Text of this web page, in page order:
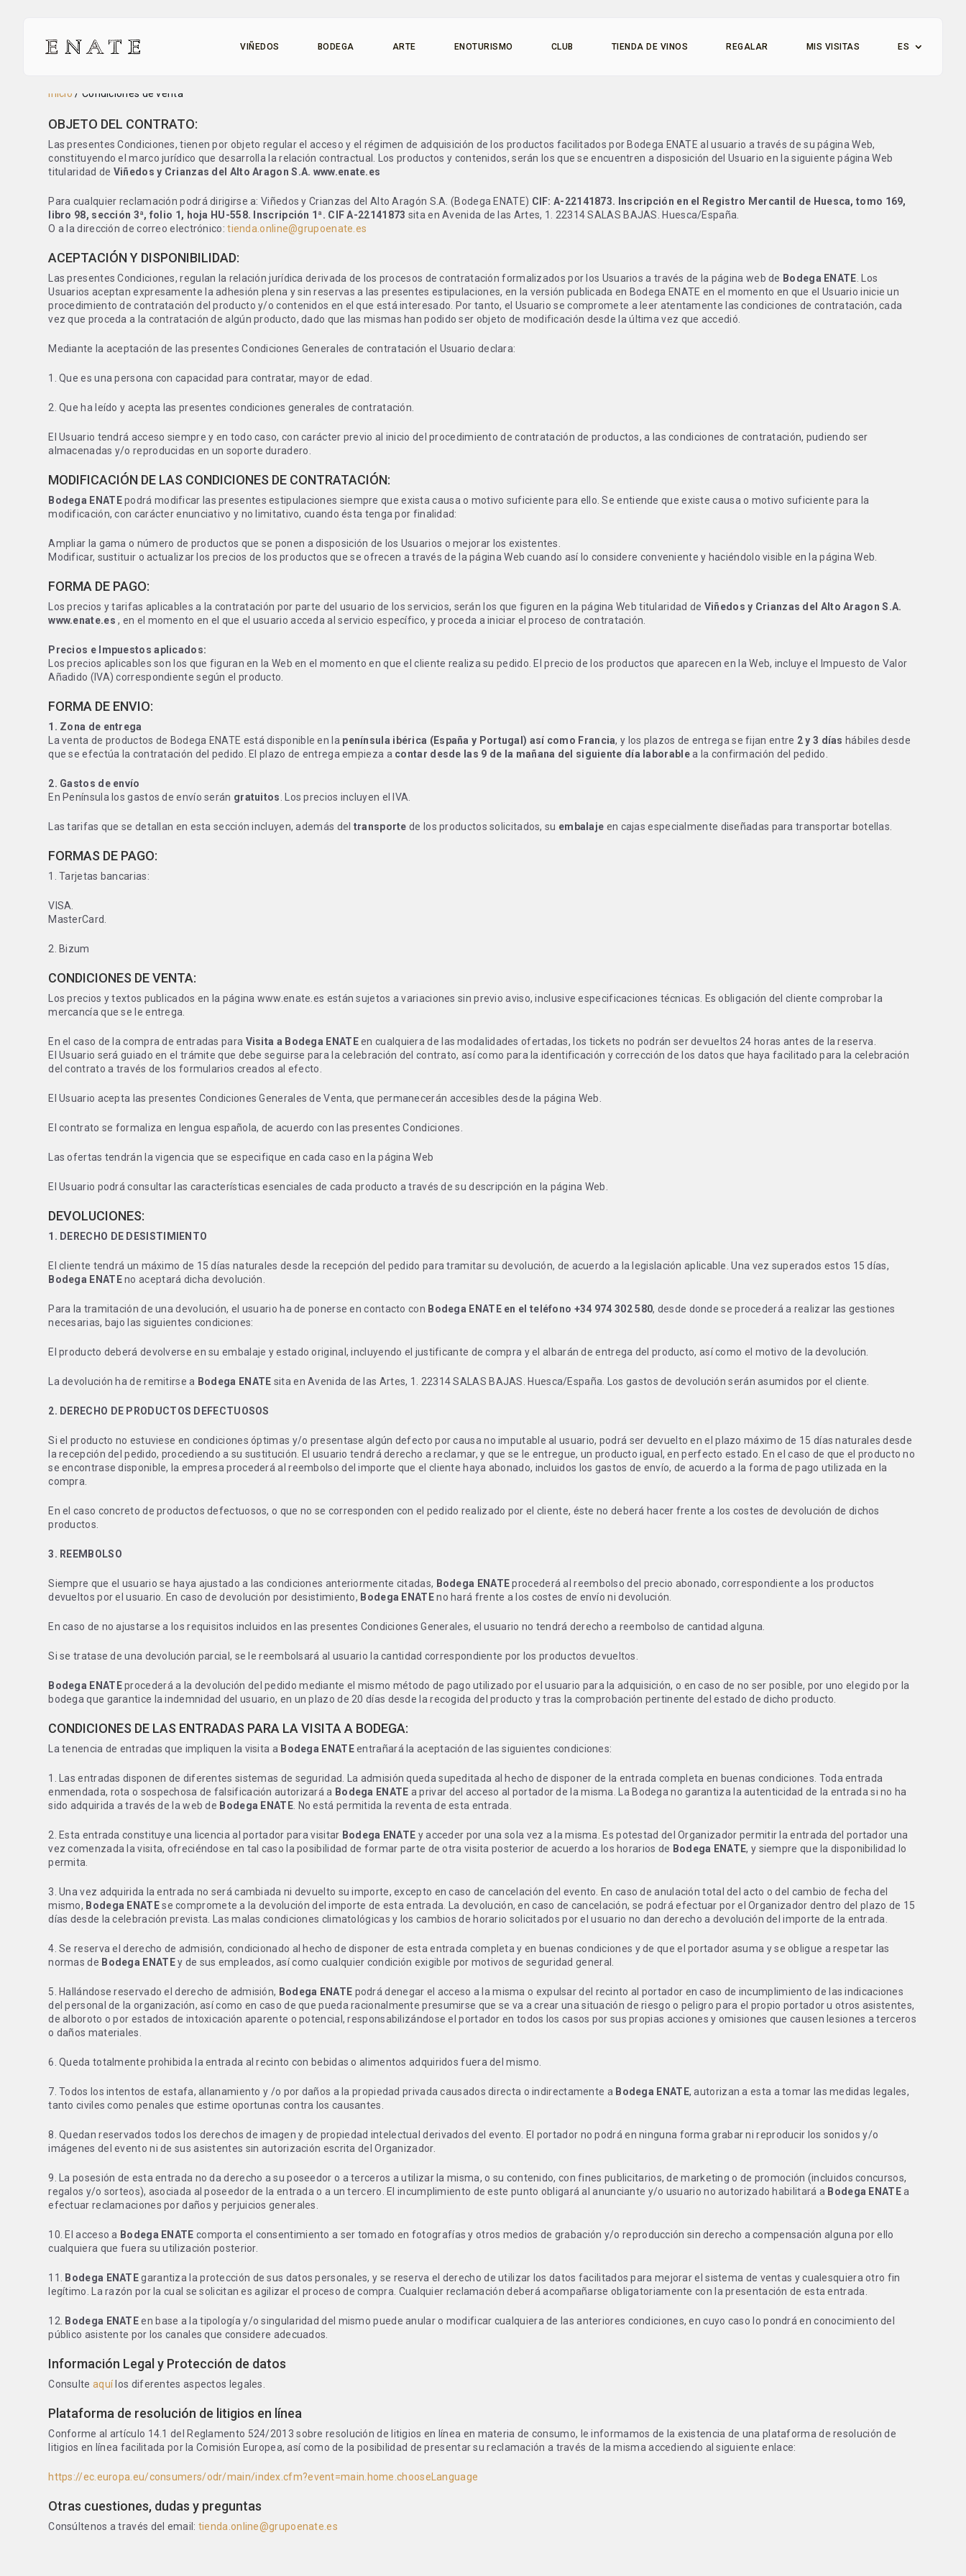
VIÑEDOS BODEGA ARTE ENOTURISMO CLUB TIENDA DE VINOS REGALAR MIS VISITAS ES
Inicio / Condiciones de venta
OBJETO DEL CONTRATO:
Las presentes Condiciones, tienen por objeto regular el acceso y el régimen de adquisición de los productos facilitados por Bodega ENATE al usuario a través de su página Web,
constituyendo el marco jurídico que desarrolla la relación contractual. Los productos y contenidos, serán los que se encuentren a disposición del Usuario en la siguiente página Web
titularidad de Viñedos y Crianzas del Alto Aragon S.A. www.enate.es
Para cualquier reclamación podrá dirigirse a: Viñedos y Crianzas del Alto Aragón S.A. (Bodega ENATE) CIF: A-22141873. Inscripción en el Registro Mercantil de Huesca, tomo 169,
libro 98, sección 3ª, folio 1, hoja HU-558. Inscripción 1ª. CIF A-22141873 sita en Avenida de las Artes, 1. 22314 SALAS BAJAS. Huesca/España.
O a la dirección de correo electrónico:tienda.online@grupoenate.es
ACEPTACIÓN Y DISPONIBILIDAD:
Las presentes Condiciones, regulan la relación jurídica derivada de los procesos de contratación formalizados por los Usuarios a través de la página web de Bodega ENATE. Los
Usuarios aceptan expresamente la adhesión plena y sin reservas a las presentes estipulaciones, en la versión publicada en Bodega ENATE en el momento en que el Usuario inicie un
procedimiento de contratación del producto y/o contenidos en el que está interesado. Por tanto, el Usuario se compromete a leer atentamente las condiciones de contratación, cada
vez que proceda a la contratación de algún producto, dado que las mismas han podido ser objeto de modificación desde la última vez que accedió.
Mediante la aceptación de las presentes Condiciones Generales de contratación el Usuario declara:
1. Que es una persona con capacidad para contratar, mayor de edad.
2. Que ha leído y acepta las presentes condiciones generales de contratación.
El Usuario tendrá acceso siempre y en todo caso, con carácter previo al inicio del procedimiento de contratación de productos, a las condiciones de contratación, pudiendo ser
almacenadas y/o reproducidas en un soporte duradero.
MODIFICACIÓN DE LAS CONDICIONES DE CONTRATACIÓN:
Bodega ENATEpodrá modificar las presentes estipulaciones siempre que exista causa o motivo suficiente para ello. Se entiende que existe causa o motivo suficiente para la
modificación, con carácter enunciativo y no limitativo, cuando ésta tenga por finalidad:
Ampliar la gama o número de productos que se ponen a disposición de los Usuarios o mejorar los existentes.
Modificar, sustituir o actualizar los precios de los productos que se ofrecen a través de la página Web cuando así lo considere conveniente y haciéndolo visible en la página Web.
FORMA DE PAGO:
Los precios y tarifas aplicables a la contratación por parte del usuario de los servicios, serán los que figuren en la página Web titularidad de Viñedos y Crianzas del Alto Aragon S.A.
www.enate.es , en el momento en el que el usuario acceda al servicio específico, y proceda a iniciar el proceso de contratación.
Precios e Impuestos aplicados:
Los precios aplicables son los que figuran en la Web en el momento en que el cliente realiza su pedido. El precio de los productos que aparecen en la Web, incluye el Impuesto de Valor
Añadido (IVA) correspondiente según el producto.
FORMA DE ENVIO:
1. Zona de entrega
La venta de productos de Bodega ENATE está disponible en la península ibérica (España y Portugal) así como Francia, y los plazos de entrega se fijan entre 2 y 3 días hábiles desde
que se efectúa la contratación del pedido. El plazo de entrega empieza a contar desde las 9 de la mañana del siguiente día laborablea la confirmación del pedido.
2. Gastos de envío
En Península los gastos de envío serán gratuitos. Los precios incluyen el IVA.
Las tarifas que se detallan en esta sección incluyen, además del transporte de los productos solicitados, su embalaje en cajas especialmente diseñadas para transportar botellas.
FORMAS DE PAGO:
1. Tarjetas bancarias:
VISA.
MasterCard.
2. Bizum
CONDICIONES DE VENTA:
Los precios y textos publicados en la página www.enate.es están sujetos a variaciones sin previo aviso, inclusive especificaciones técnicas. Es obligación del cliente comprobar la
mercancía que se le entrega.
En el caso de la compra de entradas para Visita a Bodega ENATEen cualquiera de las modalidades ofertadas, los tickets no podrán ser devueltos 24 horas antes de la reserva.
El Usuario será guiado en el trámite que debe seguirse para la celebración del contrato, así como para la identificación y corrección de los datos que haya facilitado para la celebración
del contrato a través de los formularios creados al efecto.
El Usuario acepta las presentes Condiciones Generales de Venta, que permanecerán accesibles desde la página Web.
El contrato se formaliza en lengua española, de acuerdo con las presentes Condiciones.
Las ofertas tendrán la vigencia que se especifique en cada caso en la página Web
El Usuario podrá consultar las características esenciales de cada producto a través de su descripción en la página Web.
DEVOLUCIONES:
1. DERECHO DE DESISTIMIENTO
El cliente tendrá un máximo de 15 días naturales desde la recepción del pedido para tramitar su devolución, de acuerdo a la legislación aplicable. Una vez superados estos 15 días,
Bodega ENATEno aceptará dicha devolución.
Para la tramitación de una devolución, el usuario ha de ponerse en contacto con Bodega ENATE en el teléfono +34 974 302 580, desde donde se procederá a realizar las gestiones
necesarias, bajo las siguientes condiciones:
El producto deberá devolverse en su embalaje y estado original, incluyendo el justificante de compra y el albarán de entrega del producto, así como el motivo de la devolución.
La devolución ha de remitirse a Bodega ENATE sita en Avenida de las Artes, 1. 22314 SALAS BAJAS. Huesca/España. Los gastos de devolución serán asumidos por el cliente.
2. DERECHO DE PRODUCTOS DEFECTUOSOS
Si el producto no estuviese en condiciones óptimas y/o presentase algún defecto por causa no imputable al usuario, podrá ser devuelto en el plazo máximo de 15 días naturales desde
la recepción del pedido, procediendo a su sustitución. El usuario tendrá derecho a reclamar, y que se le entregue, un producto igual, en perfecto estado. En el caso de que el producto no
se encontrase disponible, la empresa procederá al reembolso del importe que el cliente haya abonado, incluidos los gastos de envío, de acuerdo a la forma de pago utilizada en la
compra.
En el caso concreto de productos defectuosos, o que no se corresponden con el pedido realizado por el cliente, éste no deberá hacer frente a los costes de devolución de dichos
productos.
3. REEMBOLSO
Siempre que el usuario se haya ajustado a las condiciones anteriormente citadas, Bodega ENATEprocederá al reembolso del precio abonado, correspondiente a los productos
devueltos por el usuario. En caso de devolución por desistimiento, Bodega ENATEno hará frente a los costes de envío ni devolución.
En caso de no ajustarse a los requisitos incluidos en las presentes Condiciones Generales, el usuario no tendrá derecho a reembolso de cantidad alguna.
Si se tratase de una devolución parcial, se le reembolsará al usuario la cantidad correspondiente por los productos devueltos.
Bodega ENATEprocederá a la devolución del pedido mediante el mismo método de pago utilizado por el usuario para la adquisición, o en caso de no ser posible, por uno elegido por la
bodega que garantice la indemnidad del usuario, en un plazo de 20 días desde la recogida del producto y tras la comprobación pertinente del estado de dicho producto.
CONDICIONES DE LAS ENTRADAS PARA LA VISITA A BODEGA:
La tenencia de entradas que impliquen la visita a Bodega ENATEentrañará la aceptación de las siguientes condiciones:
1. Las entradas disponen de diferentes sistemas de seguridad. La admisión queda supeditada al hecho de disponer de la entrada completa en buenas condiciones. Toda entrada
enmendada, rota o sospechosa de falsificación autorizará a Bodega ENATE a privar del acceso al portador de la misma. La Bodega no garantiza la autenticidad de la entrada si no ha
sido adquirida a través de la web de Bodega ENATE. No está permitida la reventa de esta entrada.
2. Esta entrada constituye una licencia al portador para visitar Bodega ENATE y acceder por una sola vez a la misma. Es potestad del Organizador permitir la entrada del portador una
vez comenzada la visita, ofreciéndose en tal caso la posibilidad de formar parte de otra visita posterior de acuerdo a los horarios de Bodega ENATE, y siempre que la disponibilidad lo
permita.
3. Una vez adquirida la entrada no será cambiada ni devuelto su importe, excepto en caso de cancelación del evento. En caso de anulación total del acto o del cambio de fecha del
mismo, Bodega ENATEse compromete a la devolución del importe de esta entrada. La devolución, en caso de cancelación, se podrá efectuar por el Organizador dentro del plazo de 15
días desde la celebración prevista. Las malas condiciones climatológicas y los cambios de horario solicitados por el usuario no dan derecho a devolución del importe de la entrada.
4. Se reserva el derecho de admisión, condicionado al hecho de disponer de esta entrada completa y en buenas condiciones y de que el portador asuma y se obligue a respetar las
normas de Bodega ENATEy de sus empleados, así como cualquier condición exigible por motivos de seguridad general.
5. Hallándose reservado el derecho de admisión, Bodega ENATE podrá denegar el acceso a la misma o expulsar del recinto al portador en caso de incumplimiento de las indicaciones
del personal de la organización, así como en caso de que pueda racionalmente presumirse que se va a crear una situación de riesgo o peligro para el propio portador u otros asistentes,
de alboroto o por estados de intoxicación aparente o potencial, responsabilizándose el portador en todos los casos por sus propias acciones y omisiones que causen lesiones a terceros
o daños materiales.
6. Queda totalmente prohibida la entrada al recinto con bebidas o alimentos adquiridos fuera del mismo.
7. Todos los intentos de estafa, allanamiento y /o por daños a la propiedad privada causados directa o indirectamente a Bodega ENATE, autorizan a esta a tomar las medidas legales,
tanto civiles como penales que estime oportunas contra los causantes.
8. Quedan reservados todos los derechos de imagen y de propiedad intelectual derivados del evento. El portador no podrá en ninguna forma grabar ni reproducir los sonidos y/o
imágenes del evento ni de sus asistentes sin autorización escrita del Organizador.
9. La posesión de esta entrada no da derecho a su poseedor o a terceros a utilizar la misma, o su contenido, con fines publicitarios, de marketing o de promoción (incluidos concursos,
regalos y/o sorteos), asociada al poseedor de la entrada o a un tercero. El incumplimiento de este punto obligará al anunciante y/o usuario no autorizado habilitará a Bodega ENATEa
efectuar reclamaciones por daños y perjuicios generales.
10. El acceso a Bodega ENATE comporta el consentimiento a ser tomado en fotografías y otros medios de grabación y/o reproducción sin derecho a compensación alguna por ello
cualquiera que fuera su utilización posterior.
11. Bodega ENATEgarantiza la protección de sus datos personales, y se reserva el derecho de utilizar los datos facilitados para mejorar el sistema de ventas y cualesquiera otro fin
legítimo. La razón por la cual se solicitan es agilizar el proceso de compra. Cualquier reclamación deberá acompañarse obligatoriamente con la presentación de esta entrada.
12. Bodega ENATEen base a la tipología y/o singularidad del mismo puede anular o modificar cualquiera de las anteriores condiciones, en cuyo caso lo pondrá en conocimiento del
público asistente por los canales que considere adecuados.
Información Legal y Protección de datos
Consulte aquílos diferentes aspectos legales.
Plataforma de resolución de litigios en línea
Conforme al artículo 14.1 del Reglamento 524/2013 sobre resolución de litigios en línea en materia de consumo, le informamos de la existencia de una plataforma de resolución de
litigios en línea facilitada por la Comisión Europea, así como de la posibilidad de presentar su reclamación a través de la misma accediendo al siguiente enlace:
https://ec.europa.eu/consumers/odr/main/index.cfm?event=main.home.chooseLanguage
Otras cuestiones, dudas y preguntas
Consúltenos a través del email: tienda.online@grupoenate.es